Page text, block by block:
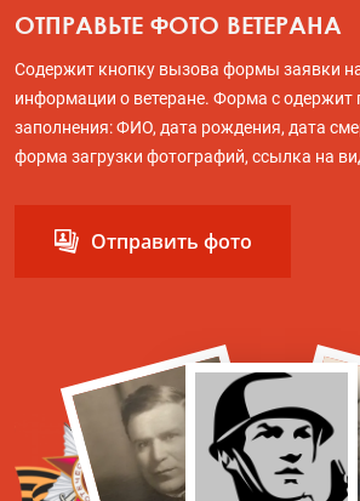
ОТПРАВЬТЕ ФОТО ВЕТЕРАНА
Содержит кнопку вызова формы заявки
информации о ветеране. Форма с одержит
заполнения: ФИО, дата рождения, дата
форма загрузки фотографий, ссылка на
Отправить фото